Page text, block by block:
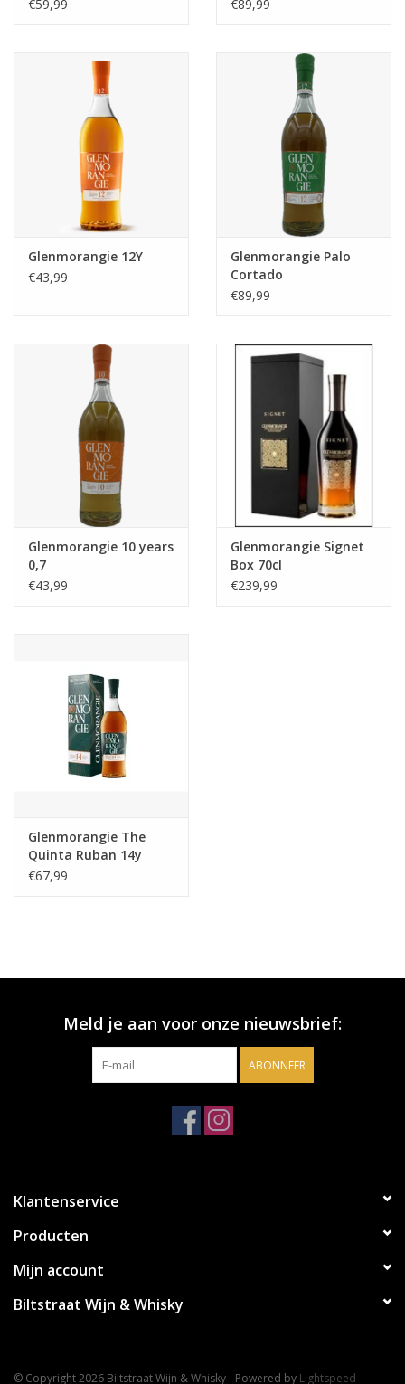
€59,99
€89,99
Glenmorangie 12Y
€43,99
Glenmorangie Palo
Cortado
€89,99
Glenmorangie 10 years
0,7
€43,99
Glenmorangie Signet
Box 70cl
€239,99
Glenmorangie The
Quinta Ruban 14y
€67,99
Meld je aan voor onze nieuwsbrief:
ABONNEER
Klantenservice
Producten
Mijn account
Biltstraat Wijn & Whisky
© Copyright 2026 Biltstraat Wijn & Whisky - Powered by Lightspeed